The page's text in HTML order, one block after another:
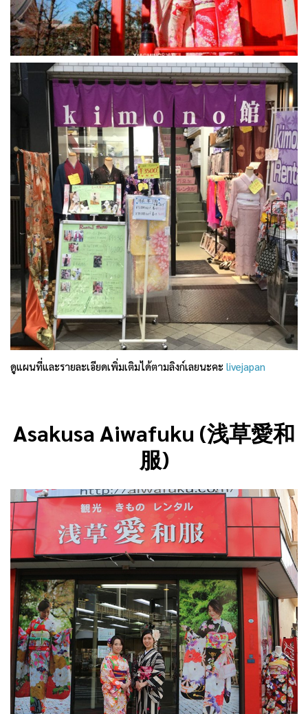
ดูแผนที่และรายละเอียดเพิ่มเติมได้ตามลิงก์เลยนะคะ livejapan
Asakusa Aiwafuku (浅草愛和
服)